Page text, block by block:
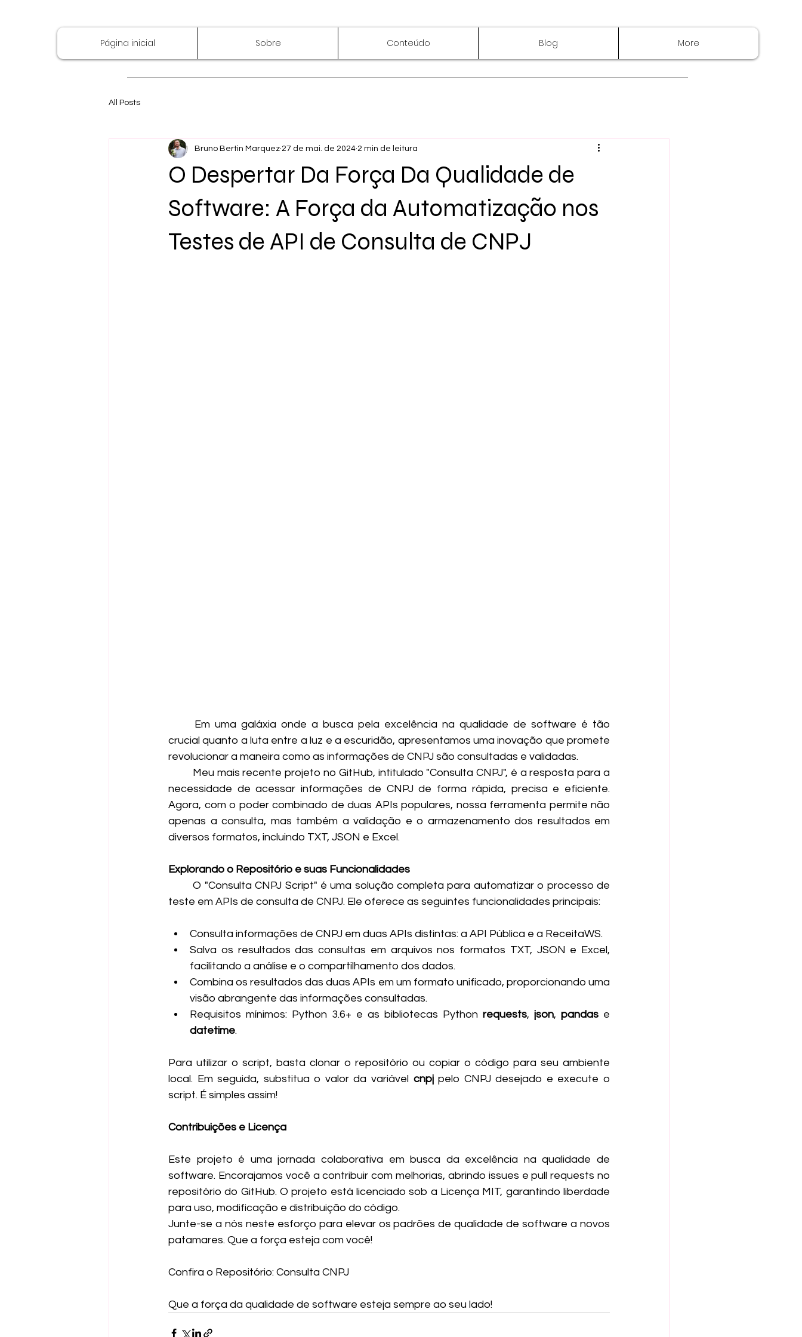
Página inicial Sobre Conteúdo Blog More
All Posts
O Despertar Da Força Da Qualidade de
Software: A Força da Automatização nos
Testes de API de Consulta de CNPJ
Bruno Bertin Marquez 27 de mai. de 2024 2 min de leitura
crucial quanto a luta entre a luz e a escuridão, apresentamos uma inovação que promete
revolucionar a maneira como as informações de CNPJ são consultadas e validadas.
necessidade de acessar informações de CNPJ de forma rápida, precisa e eficiente.
Agora, com o poder combinado de duas APIs populares, nossa ferramenta permite não
apenas a consulta, mas também a validação e o armazenamento dos resultados em
diversos formatos, incluindo TXT, JSON e Excel.
Explorando o Repositório e suas Funcionalidades
	O "Consulta CNPJ Script" é uma solução completa para automatizar o processo de
teste em APIs de consulta de CNPJ. Ele oferece as seguintes funcionalidades principais:
Consulta informações de CNPJ em duas APIs distintas: a API Pública e a ReceitaWS.
Salva os resultados das consultas em arquivos nos formatos TXT, JSON e Excel,
facilitando a análise e o compartilhamento dos dados.
Combina os resultados das duas APIs em um formato unificado, proporcionando uma
visão abrangente das informações consultadas.
Requisitos mínimos: Python 3.6+ e as bibliotecas Python requests, json, pandas
datetime.
Para utilizar o script, basta clonar o repositório ou copiar o código para seu ambiente
local. Em seguida, substitua o valor da variável cnpj pelo CNPJ desejado e execute o
script. É simples assim!
Contribuições e Licença
Este projeto é uma jornada colaborativa em busca da excelência na qualidade de
software. Encorajamos você a contribuir com melhorias, abrindo issues e pull requests no
repositório do GitHub. O projeto está licenciado sob a Licença MIT, garantindo liberdade
para uso, modificação e distribuição do código.
Junte-se a nós neste esforço para elevar os padrões de qualidade de software a novos
patamares. Que a força esteja com você!
Confira o Repositório: Consulta CNPJ
Que a força da qualidade de software esteja sempre ao seu lado!